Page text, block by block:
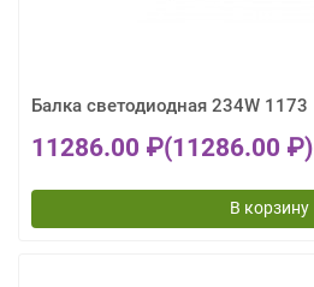
Балка светодиодная 234W 1173
11286.00 ₽(11286.00 ₽)
В корзину